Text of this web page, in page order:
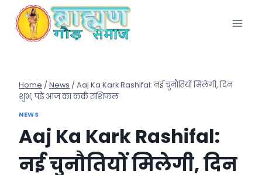
content
Home / News / Aaj Ka Kark Rashifal: नई चुनौतियों मिलेगी, दिन
शुभ, पढ़ें आज का कर्क राशिफल
NEWS
Aaj Ka Kark Rashifal:
नई चुनौतियों मिलेगी, दिन